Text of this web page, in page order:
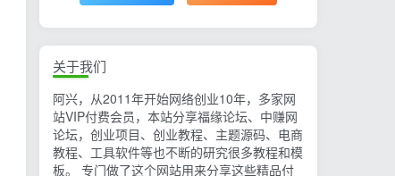
关于我们
阿兴，从2011年开始网络创业10年，多家网
站VIP付费会员，本站分享福缘论坛、中赚网
论坛，创业项目、创业教程、主题源码、电商
教程、工具软件等也不断的研究很多教程和模
板。 专门做了这个网站用来分享这些精品付